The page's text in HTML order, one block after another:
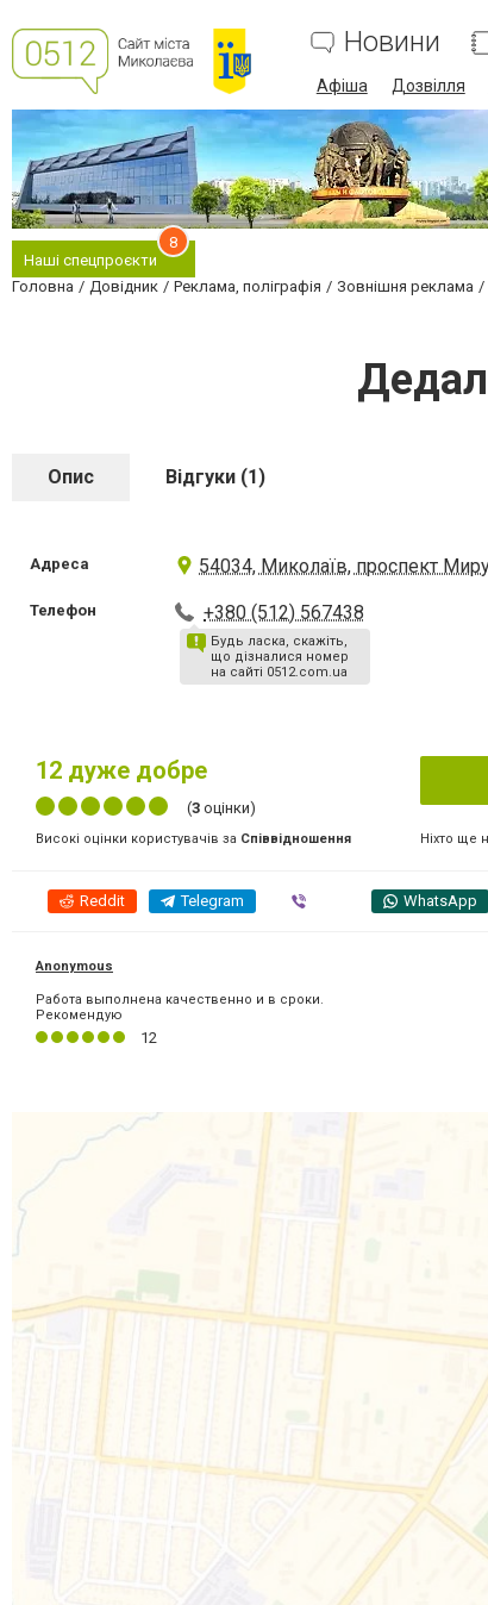
Новини
Афіша Дозвілля
Наші спецпроєкти
8
Головна Довідник Реклама, поліграфія Зовнішня реклама
Опис Відгуки (1)
Адреса 54034, Миколаїв, проспект
Телефон +380 (512) 567438
Будь ласка, скажіть,
що дізналися номер
на сайті 0512.com.ua
12 дуже добре
(3 оцінки)
Високі оцінки користувачів за Співвідношення Ніхто ще
Reddit Telegram WhatsApp
Anonymous
Работа выполнена качественно и в сроки.
Рекомендую
12